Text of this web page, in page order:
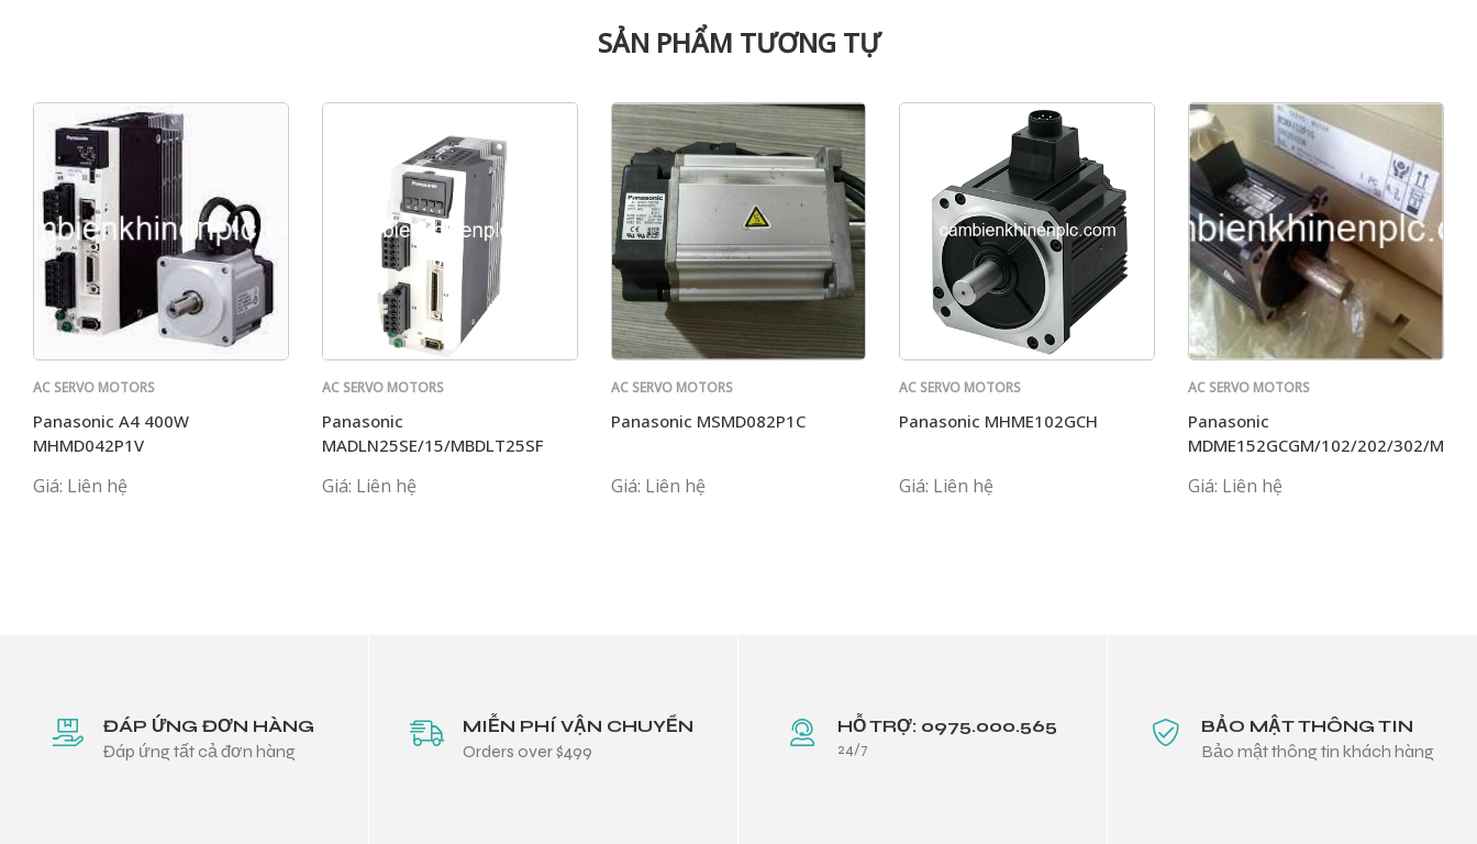
SẢN PHẨM TƯƠNG TỰ
AC SERVO MOTORS
Panasonic A4 400W
MHMD042P1V
Giá: Liên hệ
AC SERVO MOTORS
Panasonic
MADLN25SE/15/MBDLT25SF
Giá: Liên hệ
AC SERVO MOTORS
Panasonic MSMD082P1C
Giá: Liên hệ
AC SERVO MOTORS
Panasonic MHME102GCH
Giá: Liên hệ
AC SERVO MOTORS
Panasonic
MDME152GCGM/102/202/302/
Giá: Liên hệ
ĐÁP ỨNG ĐƠN HÀNG
Đáp ứng tất cả đơn hàng
MIỄN PHÍ VẬN CHUYỂN
Orders over $499
HỖ TRỢ: 0975.000.565
24/7
BẢO MẬT THÔNG TIN
Bảo mật thông tin khách hàng